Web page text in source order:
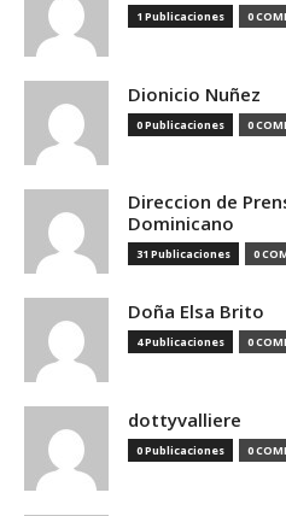
1 Publicaciones 0
Dionicio Nuñez
0 Publicaciones 0
Direccion de
Dominicano
31 Publicaciones 0
Doña Elsa Brito
4 Publicaciones 0
dottyvalliere
0 Publicaciones 0